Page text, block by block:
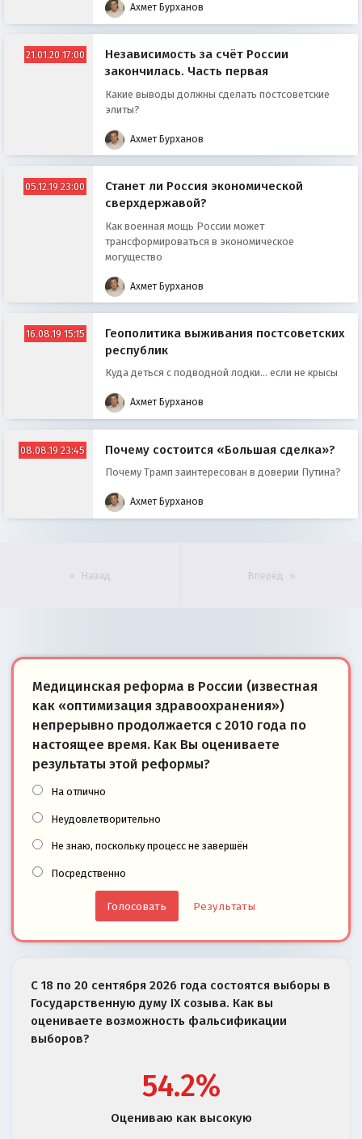
Ахмет Бурханов
21.01.20 17:00
Независимость за счёт России
закончилась. Часть первая
Какие выводы должны сделать постсоветские
элиты?
Ахмет Бурханов
05.12.19 23:00
Станет ли Россия экономической
сверхдержавой?
Как военная мощь России может
трансформироваться в экономическое
могущество
Ахмет Бурханов
16.08.19 15:15
Геополитика выживания постсоветских
республик
Куда деться с подводной лодки... если не крысы
Ахмет Бурханов
08.08.19 23:45 Почему состоится «Большая сделка»?
Почему Трамп заинтересован в доверии Путина?
Ахмет Бурханов
Назад Вперёд
Медицинская реформа в России (известная
как «оптимизация здравоохранения»)
непрерывно продолжается с 2010 года по
настоящее время. Как Вы оцениваете
результаты этой реформы?
На отлично
Неудовлетворительно
Не знаю, поскольку процесс не завершён
Посредственно
Результаты
С 18 по 20 сентября 2026 года состоятся выборы в
Государственную думу IX созыва. Как вы
оцениваете возможность фальсификации
выборов?
54.2%
Оцениваю как высокую